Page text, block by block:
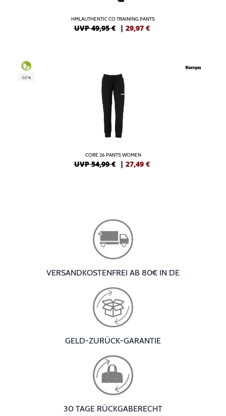
HMLAUTHENTIC CO TRAINING PANTS
UVP 49,95 € | 29,97 €
-50%
CORE 26 PANTS WOMEN
UVP 54,99 € | 27,49 €
VERSANDKOSTENFREI AB 80€ IN DE
GELD-ZURÜCK-GARANTIE
30 TAGE RÜCKGABERECHT